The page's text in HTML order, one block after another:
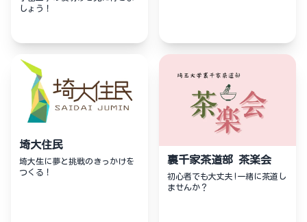
しょう！
埼大住民
埼大生に夢と挑戦のきっかけを
つくる！
裏千家茶道部 茶楽会
初心者でも大丈夫!一緒に茶道し
ませんか？